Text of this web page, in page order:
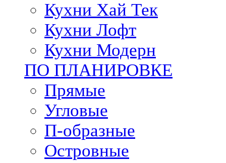
Кухни Хай Тек
Кухни Лофт
Кухни Модерн
ПО ПЛАНИРОВКЕ
Прямые
Угловые
П-образные
Островные